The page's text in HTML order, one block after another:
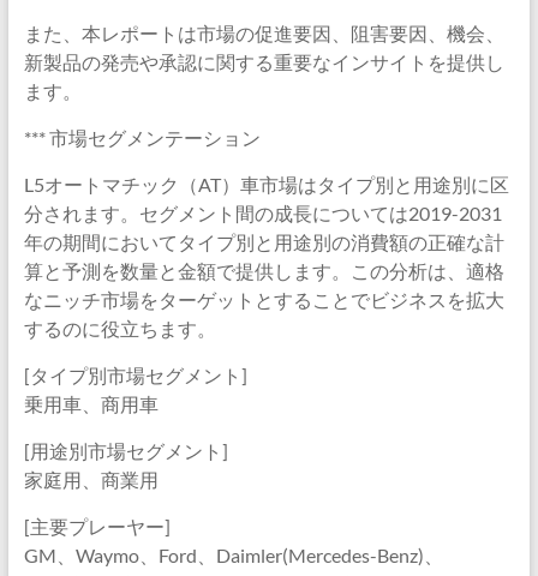
また、本レポートは市場の促進要因、阻害要因、機会、
新製品の発売や承認に関する重要なインサイトを提供し
ます。
*** 市場セグメンテーション
L5オートマチック（AT）車市場はタイプ別と用途別に区
分されます。セグメント間の成長については2019-2031
年の期間においてタイプ別と用途別の消費額の正確な計
算と予測を数量と金額で提供します。この分析は、適格
なニッチ市場をターゲットとすることでビジネスを拡大
するのに役立ちます。
[タイプ別市場セグメント]
乗用車、商用車
[用途別市場セグメント]
家庭用、商業用
[主要プレーヤー]
GM、Waymo、Ford、Daimler(Mercedes-Benz)、